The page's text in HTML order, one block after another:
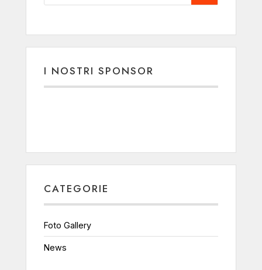
I NOSTRI SPONSOR
CATEGORIE
Foto Gallery
News